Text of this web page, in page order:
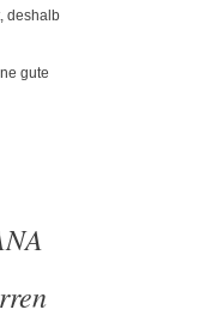
deshalb
gute